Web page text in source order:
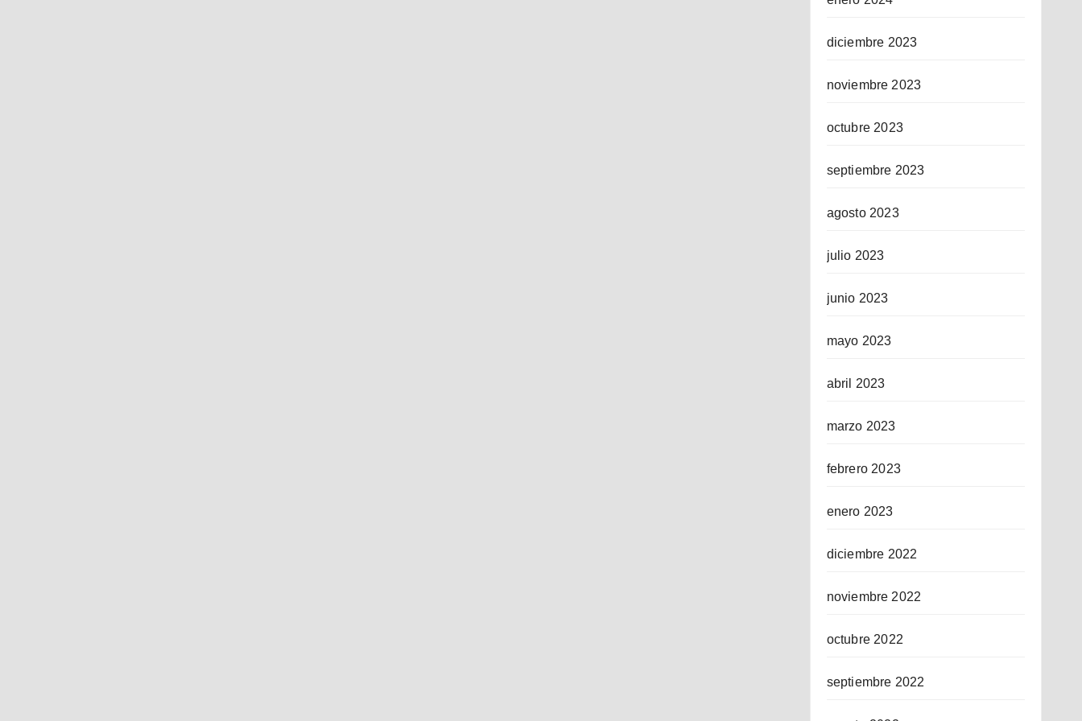
diciembre 2023
noviembre 2023
octubre 2023
septiembre 2023
agosto 2023
julio 2023
junio 2023
mayo 2023
abril 2023
marzo 2023
febrero 2023
enero 2023
diciembre 2022
noviembre 2022
octubre 2022
septiembre 2022